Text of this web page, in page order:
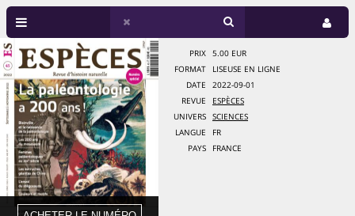
PRIX
5.00 EUR
FORMAT
LISEUSE EN LIGNE
DATE
2022-09-01
REVUE
ESPÈCES
UNIVERS
SCIENCES
LANGUE
FR
PAYS
FRANCE